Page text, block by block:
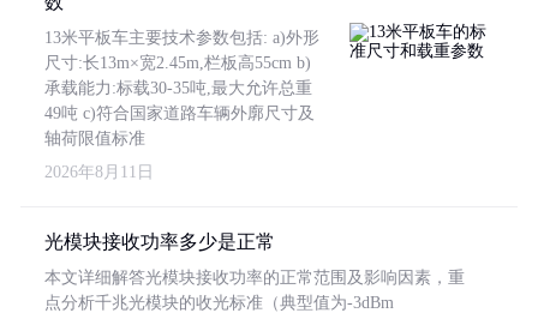
13米平板车主要技术参数包括: a)外形
尺寸:长13m×宽2.45m,栏板高55cm b)
承载能力:标载30-35吨,最大允许总重
49吨 c)符合国家道路车辆外廓尺寸及
轴荷限值标准
2026年8月11日
光模块接收功率多少是正常
本文详细解答光模块接收功率的正常范围及影响因素，重
点分析千兆光模块的收光标准（典型值为-3dBm